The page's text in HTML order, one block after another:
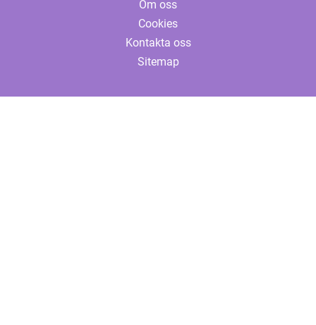
Om oss
Cookies
Kontakta oss
Sitemap